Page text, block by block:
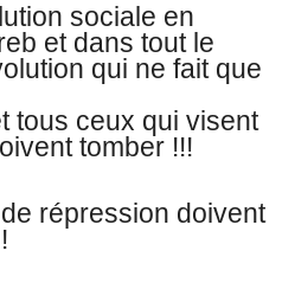
sociale en
et dans tout le
qui ne fait que
tous ceux qui visent
tomber !!!
répression doivent